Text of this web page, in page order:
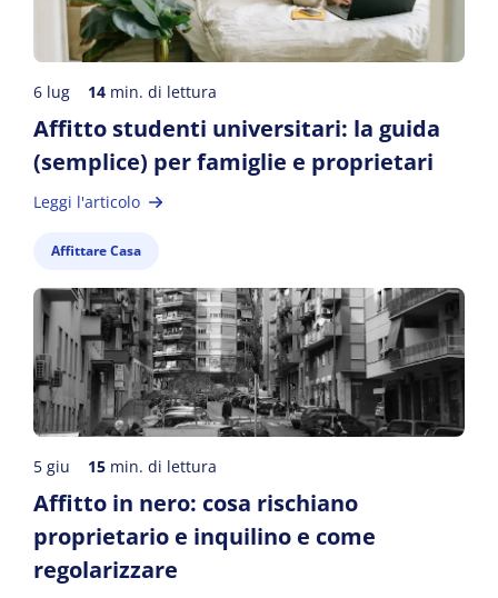
6 lug 14 min. di lettura
Affitto studenti universitari: la guida
(semplice) per famiglie e proprietari
Leggi l'articolo
Affittare Casa
5 giu 15 min. di lettura
Affitto in nero: cosa rischiano
proprietario e inquilino e come
regolarizzare